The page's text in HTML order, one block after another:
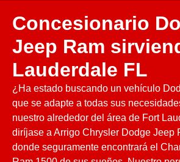
Concesionario
Jeep Ram
Lauderdale FL
¿Ha estado buscando un vehículo
que se adapte a todas sus
nuestro alrededor del área de Fort
diríjase a Arrigo Chrysler Dodge Jeep
donde seguramente encontrará el